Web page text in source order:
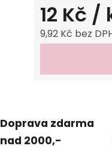
12 Kč /
9,92 Kč bez
Doprava zdarma
nad 2000,-